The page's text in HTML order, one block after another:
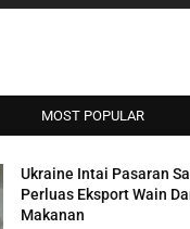
MOST POPULAR
Ukraine Intai Pasaran
Perluas Eksport Wain
Makanan